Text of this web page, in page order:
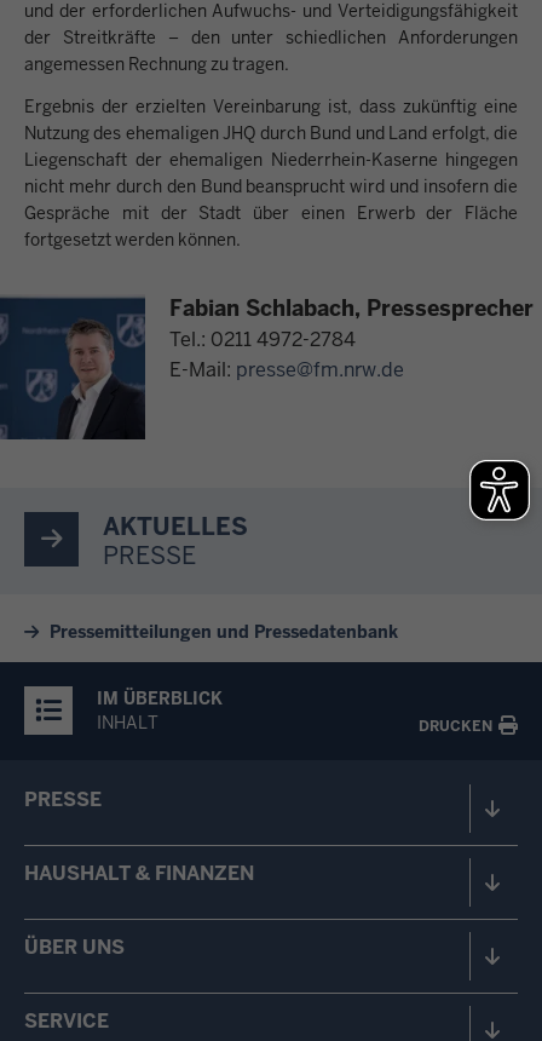
und der erforderlichen Aufwuchs- und Verteidigungsfähigkeit
der Streitkräfte – den unter schiedlichen Anforderungen
angemessen Rechnung zu tragen.
Ergebnis der erzielten Vereinbarung ist, dass zukünftig eine
Nutzung des ehemaligen JHQ durch Bund und Land erfolgt, die
Liegenschaft der ehemaligen Niederrhein-Kaserne hingegen
nicht mehr durch den Bund beansprucht wird und insofern die
Gespräche mit der Stadt über einen Erwerb der Fläche
fortgesetzt werden können.
Fabian Schlabach, Pressesprecher
Tel.: 0211 4972-2784
E-Mail: presse@fm.nrw.de
AKTUELLES
PRESSE
Pressemitteilungen und Pressedatenbank
IM ÜBERBLICK
INHALT
DRUCKEN
PRESSE
HAUSHALT & FINANZEN
ÜBER UNS
SERVICE